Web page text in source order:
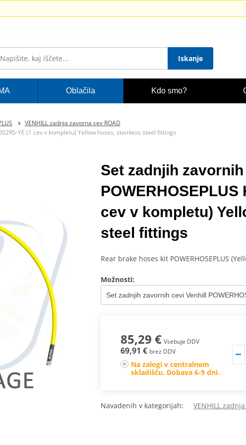
Iskanje
Oblačila Kdo smo?
VENHILL zadnja zavorna cev ROAD
YE (1 cev v kompletu) Yellow hoses, stainless steel fittings
Set zadnjih
POWERHOSEPLUS
cev v kompletu)
steel fittings
Rear brake hoses kit POWERHOSEPLUS
Možnosti:
85,29 € Vsebuje DDV
69,91 € brez DDV
Na zalogi v centralnem
skladišču. Dobava 6-9 dni.
Navadenih v kategorijah: VENHILL